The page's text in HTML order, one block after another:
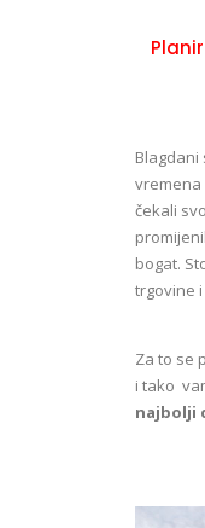
Blagdani
vremena
čekali
bogat.
trgovine
Za to se
i tako
najbolji